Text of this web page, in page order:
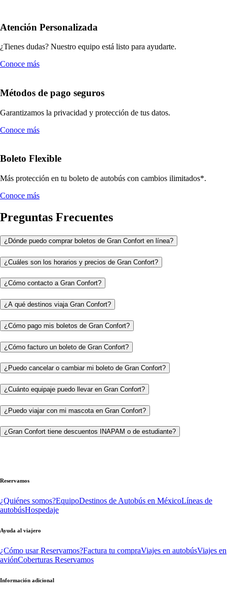
Atención Personalizada
¿Tienes dudas? Nuestro equipo está listo para ayudarte.
Conoce más
Métodos de pago seguros
Garantizamos la privacidad y protección de tus datos.
Conoce más
Boleto Flexible
Más protección en tu boleto de autobús con cambios ilimitados*.
Conoce más
Preguntas Frecuentes
¿Dónde puedo comprar boletos de Gran Confort en línea?
¿Cuáles son los horarios y precios de Gran Confort?
¿Cómo contacto a Gran Confort?
¿A qué destinos viaja Gran Confort?
¿Cómo pago mis boletos de Gran Confort?
¿Cómo facturo un boleto de Gran Confort?
¿Puedo cancelar o cambiar mi boleto de Gran Confort?
¿Cuánto equipaje puedo llevar en Gran Confort?
¿Puedo viajar con mi mascota en Gran Confort?
¿Gran Confort tiene descuentos INAPAM o de estudiante?
Reservamos
¿Quiénes somos?EquipoDestinos de Autobús en MéxicoLíneas de
autobúsHospedaje
Ayuda al viajero
¿Cómo usar Reservamos?Factura tu compraViajes en autobúsViajes en
aviónCoberturas Reservamos
Información adicional